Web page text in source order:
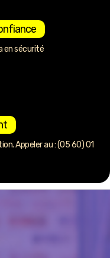
en sécurité
Appeler au : (05 60) 01